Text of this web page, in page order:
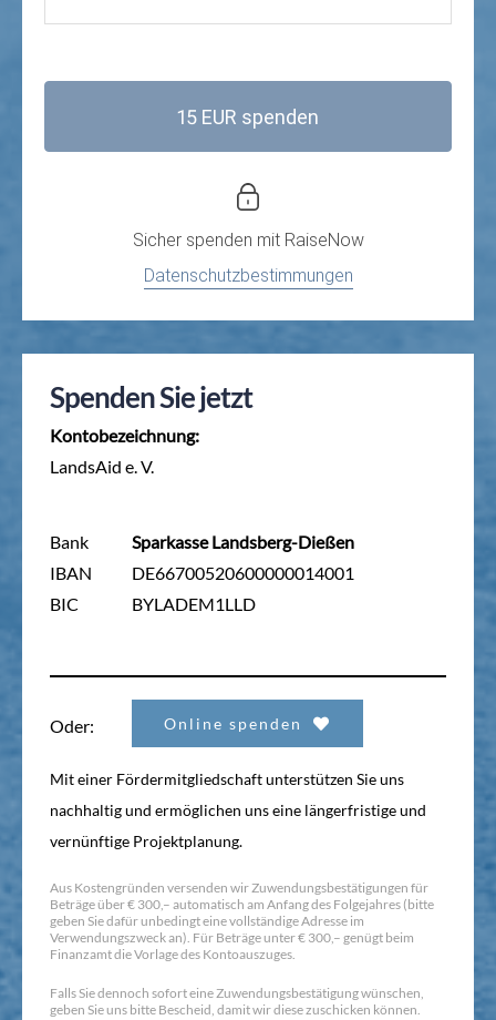
15 EUR spenden
Sicher spenden mit RaiseNow
Datenschutzbestimmungen
Spenden Sie jetzt
Kontobezeichnung:
LandsAid e. V.
Bank
IBAN
BIC
Sparkasse Landsberg-Dießen
DE66700520600000014001
BYLADEM1LLD
Oder: Online spenden
Mit einer Fördermitgliedschaft unterstützen Sie uns
nachhaltig und ermöglichen uns eine längerfristige und
vernünftige Projektplanung.
Aus Kostengründen versenden wir Zuwendungsbestätigungen für
Beträge über € 300,– automatisch am Anfang des Folgejahres (bitte
geben Sie dafür unbedingt eine vollständige Adresse im
Verwendungszweck an). Für Beträge unter € 300,– genügt beim
Finanzamt die Vorlage des Kontoauszuges.
Falls Sie dennoch sofort eine Zuwendungsbestätigung wünschen,
geben Sie uns bitte Bescheid, damit wir diese zuschicken können.